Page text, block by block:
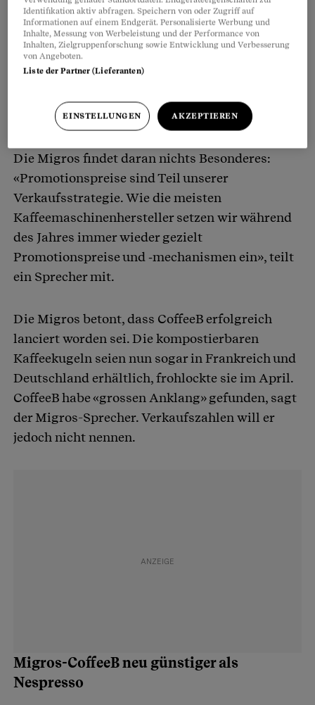
Die Migros findet daran nichts Besonderes:
«Promotionspreise sind Teil unserer
Verkaufsstrategie. Wie die meisten
Kaffeemaschinenhersteller setzen wir während
des Jahres immer wieder gezielt
Promotionspreise und ‑mechanismen ein», teilt
ein Sprecher mit.
Die Migros betont, dass CoffeeB erfolgreich
lanciert worden sei. Die kompostierbaren
Kaffeekugeln seien nun sogar in Frankreich und
Deutschland erhältlich, frohlockte sie im April.
CoffeeB habe «grossen Anklang» gefunden, sagt
der Migros-Sprecher. Verkaufszahlen will er
jedoch nicht nennen.
Migros-CoffeeB neu günstiger als
Nespresso
Identifikation aktiv abfragen. Speichern von oder Zugriff auf
Informationen auf einem Endgerät. Personalisierte Werbung und
Inhalte, Messung von Werbeleistung und der Performance von
Inhalten, Zielgruppenforschung sowie Entwicklung und Verbesserung
von Angeboten.
Liste der Partner (Lieferanten)
EINSTELLUNGEN AKZEPTIEREN